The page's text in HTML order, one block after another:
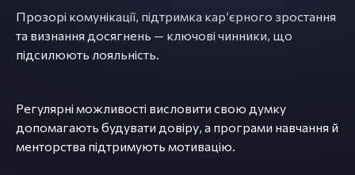
Прозорі комунікації, підтримка карʼєрного зростання
та визнання досягнень — ключові чинники, що
підсилюють лояльність.
Регулярні можливості висловити свою думку
допомагають будувати довіру, а програми навчання й
менторства підтримують мотивацію.